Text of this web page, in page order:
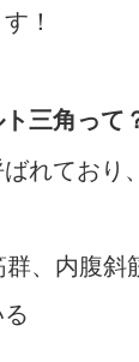
！
三角って
れており、
、内腹斜